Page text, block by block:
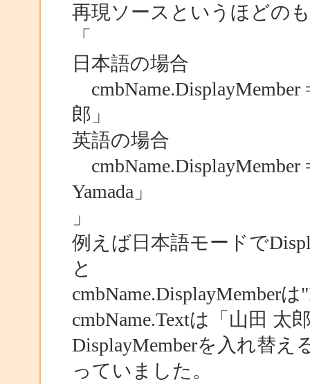
再現ソースというほどの
「
日本語の場合
郎」
英語の場合
cmbName.DisplayMember
Yamada」
」
例えば日本語モードで
と
cmbName.DisplayMember
cmbName.Textは「山田
DisplayMemberを入れ替
っていました。